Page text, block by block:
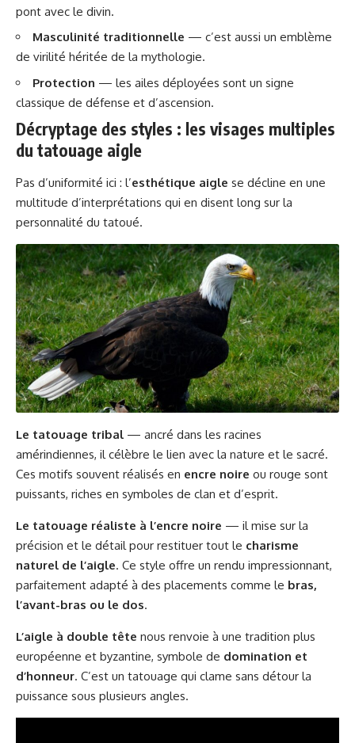
pont avec le divin.
Masculinité traditionnelle — c’est aussi un emblème
de virilité héritée de la mythologie.
Protection — les ailes déployées sont un signe
classique de défense et d’ascension.
Décryptage des styles : les visages multiples
du tatouage aigle
Pas d’uniformité ici : l’esthétique aigle se décline en une
multitude d’interprétations qui en disent long sur la
personnalité du tatoué.
Le tatouage tribal — ancré dans les racines
amérindiennes, il célèbre le lien avec la nature et le sacré.
Ces motifs souvent réalisés en encre noire ou rouge sont
puissants, riches en symboles de clan et d’esprit.
Le tatouage réaliste à l’encre noire — il mise sur la
précision et le détail pour restituer tout le charisme
naturel de l’aigle. Ce style offre un rendu impressionnant,
parfaitement adapté à des placements comme le bras,
l’avant-bras ou le dos.
L’aigle à double tête nous renvoie à une tradition plus
européenne et byzantine, symbole de domination et
d’honneur. C’est un tatouage qui clame sans détour la
puissance sous plusieurs angles.